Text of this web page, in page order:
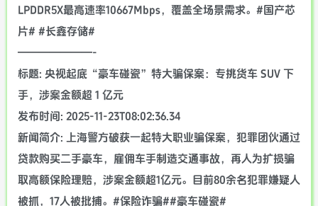
LPDDR5X最高速率10667Mbps，覆盖全场景需求。#国产芯
片# #长鑫存储#
———————-
标题: 央视起底“豪车碰瓷”特大骗保案：专挑货车 SUV 下
手，涉案金额超 1 亿元
发布时间: 2025-11-23T08:02:36.34
新闻简介: 上海警方破获一起特大职业骗保案，犯罪团伙通过
贷款购买二手豪车，雇佣车手制造交通事故，再人为扩损骗
取高额保险理赔，涉案金额超1亿元。目前80余名犯罪嫌疑人
被抓，17人被批捕。#保险诈骗##豪车碰瓷#